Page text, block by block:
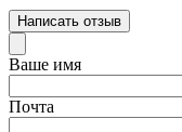
Написать отзыв
Ваше имя
Почта